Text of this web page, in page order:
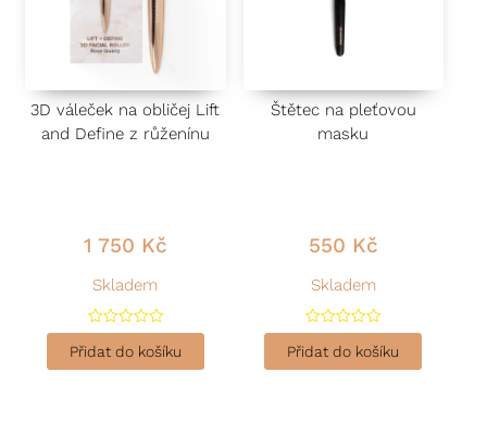
3D váleček na obličej Lift
and Define z růženínu
1 750 Kč
Skladem
H
o
Přidat do košíku
Štětec na pleťovou
masku
550 Kč
Skladem
H
o
Přidat do košíku